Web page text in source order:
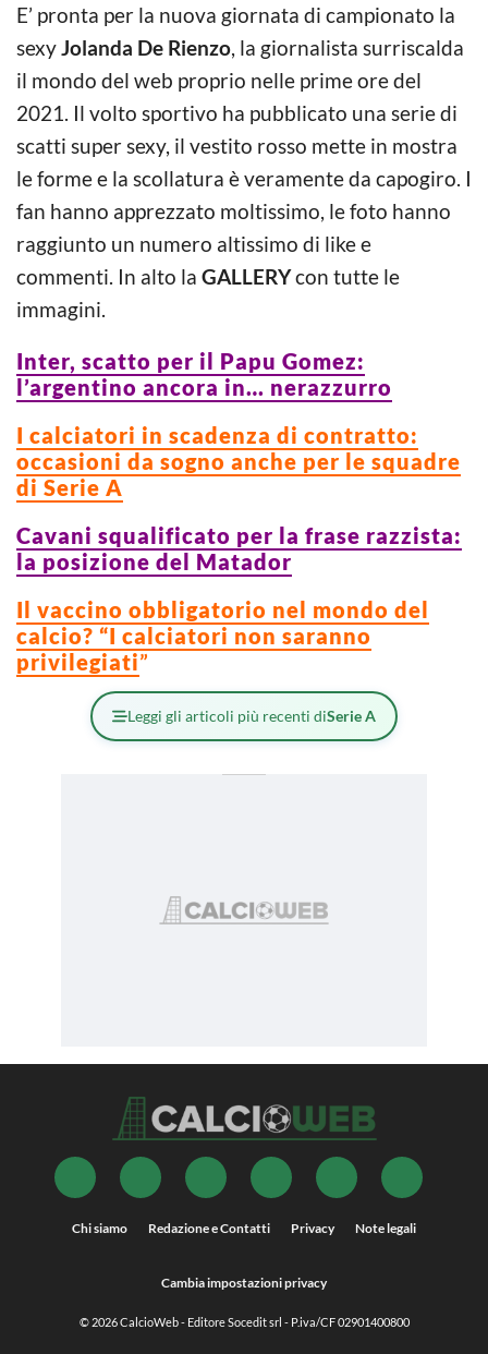
E’ pronta per la nuova giornata di campionato la
sexyJolanda De Rienzo, la giornalista surriscalda
il mondo del web proprio nelle prime ore del
2021. Il volto sportivo ha pubblicato una serie di
scatti super sexy, il vestito rosso mette in mostra
le forme e la scollatura è veramente da capogiro. I
fan hanno apprezzato moltissimo, le foto hanno
raggiunto un numero altissimo di like e
commenti. In alto la GALLERYcon tutte le
immagini.
Inter, scatto per il Papu Gomez:
l’argentino ancora in… nerazzurro
I calciatori in scadenza di contratto:
occasioni da sogno anche per le squadre
di Serie A
Cavani squalificato per la frase razzista:
la posizione del Matador
Il vaccino obbligatorio nel mondo del
calcio? “I calciatori non saranno
privilegiati”
Leggi gli articoli più recenti diSerie A
Chi siamo Redazione e Contatti Privacy Note legali
Cambia impostazioni privacy
© 2026CalcioWeb- Editore Socedit srl - P.iva/CF 02901400800